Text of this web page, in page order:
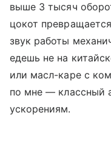
выше 3 тысяч
цокот
звук работы
едешь не на
или масл-каре с
по мне — классный
ускорениям.